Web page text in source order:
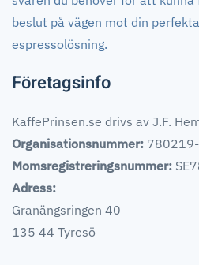
beslut på vägen mot din
espressolösning.
Företagsinfo
KaffePrinsen.se drivs av J.F.
Organisationsnummer:
Momsregistreringsnummer:
Adress:
Granängsringen 40
135 44 Tyresö